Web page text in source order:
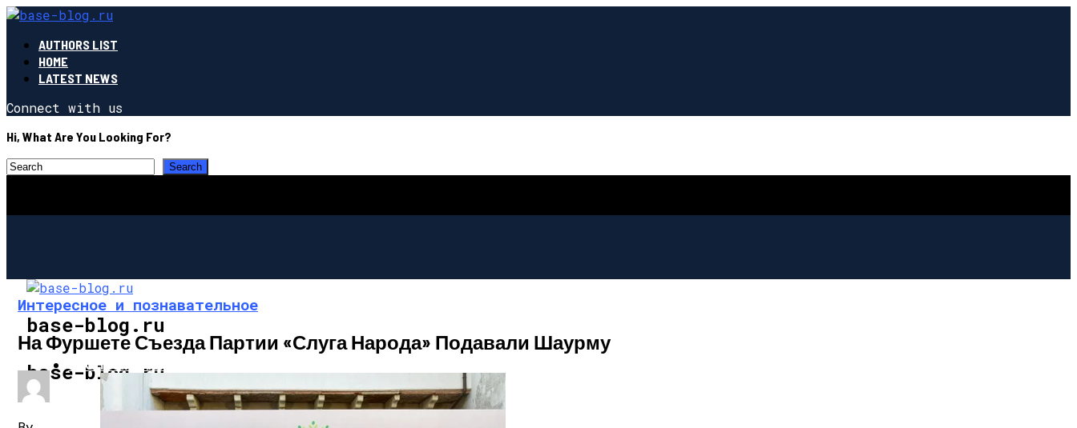
AUTHORS LIST
HOME
LATEST NEWS
Connect with us
Hi, What Are You Looking For?
base-blog.ru
base-blog.ru
ЭКОНОМИКА И ПОЛИТИКА
Интересное и познавательное
На Фуршете Съезда Партии «Слуга Народа» Подавали Шаурму